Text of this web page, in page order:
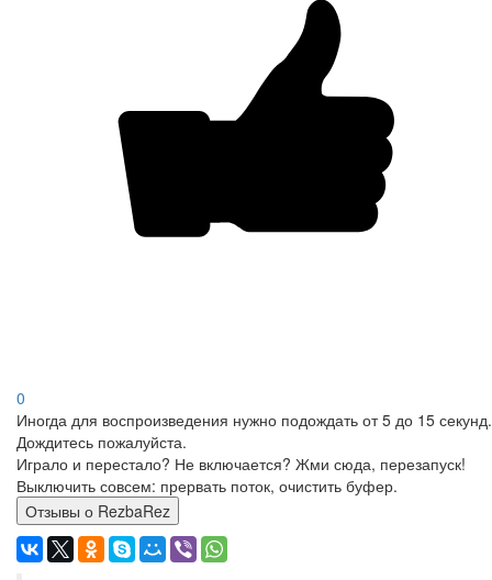
0
Иногда для воспроизведения нужно подождать от 5 до 15 секунд.
Дождитесь пожалуйста.
Играло и перестало? Не включается? Жми сюда, перезапуск!
Выключить совсем: прервать поток, очистить буфер.
Отзывы о RezbaRez